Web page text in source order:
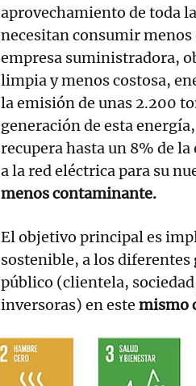
aprovechamiento de toda
necesitan consumir
empresa suministradora,
limpia y menos costosa,
la emisión de unas 2.200
generación de esta
recupera hasta un 8% de
a la red eléctrica para su
menos contaminante.
El objetivo principal es
sostenible, a los
público (clientela,
inversoras) en este mismo